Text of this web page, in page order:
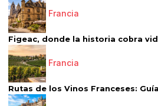
Francia
Figeac, donde la historia cobra
Francia
Rutas de los Vinos Franceses: